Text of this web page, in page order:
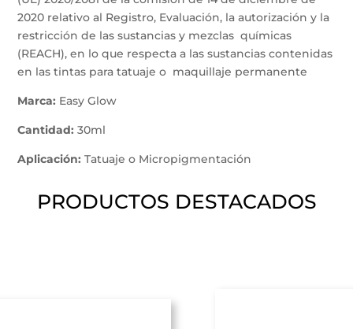
2020 relativo al Registro, Evaluación, la autorización y la
restricción de las sustancias y mezclas químicas
(REACH), en lo que respecta a las sustancias contenidas
en las tintas para tatuaje o maquillaje permanente
Marca: Easy Glow
Cantidad: 30ml
Aplicación: Tatuaje o Micropigmentación
PRODUCTOS DESTACADOS